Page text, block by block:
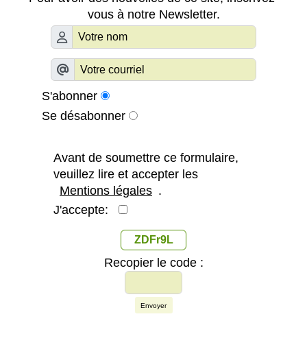
vous à notre Newsletter.
S'abonner
Se désabonner
Avant de soumettre ce formulaire,
veuillez lire et accepter les
Mentions légales .
J'accepte:
ZDFr9L
Recopier le code :
Envoyer